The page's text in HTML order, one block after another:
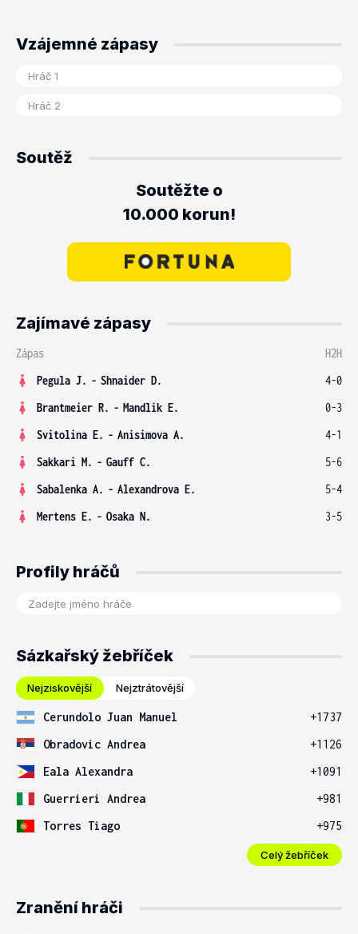
Vzájemné zápasy
Soutěž
Soutěžte o
10.000 korun!
Zajímavé zápasy
Zápas
H2H
Pegula J. - Shnaider D.
4-0
Brantmeier R. - Mandlik E.
0-3
Svitolina E. - Anisimova A.
4-1
Sakkari M. - Gauff C.
5-6
Sabalenka A. - Alexandrova E.
5-4
Mertens E. - Osaka N. 3-5
Profily hráčů
Sázkařský žebříček
Nejziskovější Nejztrátovější
Cerundolo Juan Manuel
+1737
Obradovic Andrea
+1126
Eala Alexandra
+1091
Guerrieri Andrea
+981
Torres Tiago
+975
Celý žebříček
Zranění hráči